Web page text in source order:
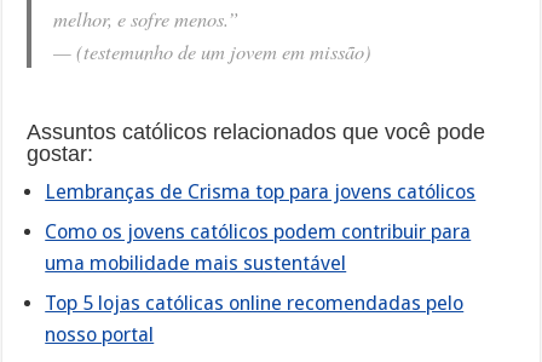
melhor, e sofre menos.”
— (testemunho de um jovem em missão)
Assuntos católicos relacionados que você pode
gostar:
Lembranças de Crisma top para jovens católicos
Como os jovens católicos podem contribuir para
uma mobilidade mais sustentável
Top 5 lojas católicas online recomendadas pelo
nosso portal